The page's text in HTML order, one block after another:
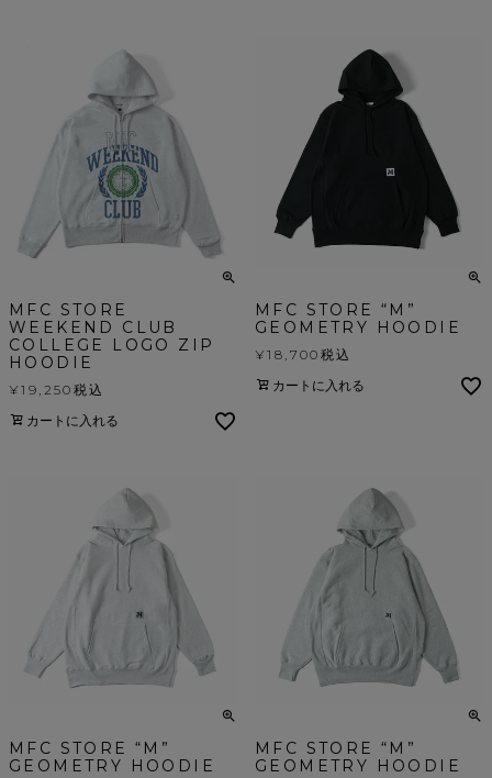
MFC STORE
WEEKEND CLUB
COLLEGE LOGO ZIP
HOODIE
¥19,250 税込
カートに入れる
MFC STORE “M”
GEOMETRY HOODIE
¥18,700 税込
カートに入れる
MFC STORE “M”
GEOMETRY HOODIE
MFC STORE “M”
GEOMETRY HOODIE